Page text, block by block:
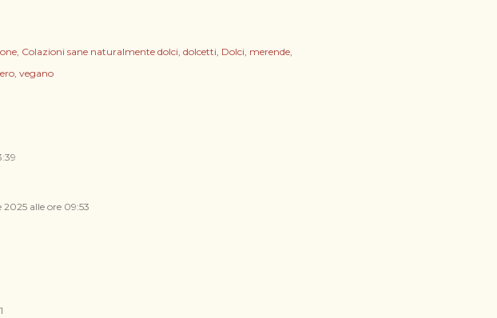
Colazioni sane naturalmente dolci dolcetti Dolci merende
vegano
2025 alle ore 09:53